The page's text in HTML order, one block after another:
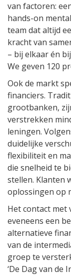
van factoren:
hands-on
team dat altijd
kracht van
– bij elkaar én
We geven 120
Ook de markt
financiers.
grootbanken,
verstrekken
leningen.
duidelijke
flexibiliteit en
die snelheid te
stellen. Klanten
oplossingen op
Het contact met
eveneens een
alternatieve
van de
groep te
‘De Dag van de